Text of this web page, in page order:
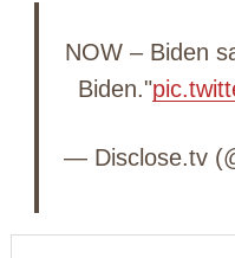
NOW – Biden
Biden."
— Disclose.tv